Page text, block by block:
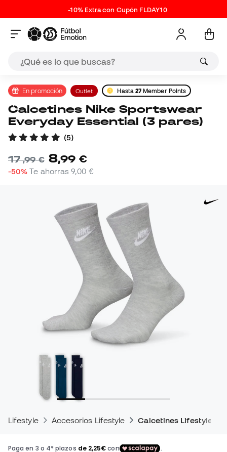
-10% Extra con Cupón FLDAY10
En promoción Outlet Hasta 27 Member Points
Calcetines Nike Sportswear
Everyday Essential (3 pares)
(5)
17,99 € 8,99 €
-50% Te ahorras9,00 €
Lifestyle Accesorios Lifestyle Calcetines Lifestyle